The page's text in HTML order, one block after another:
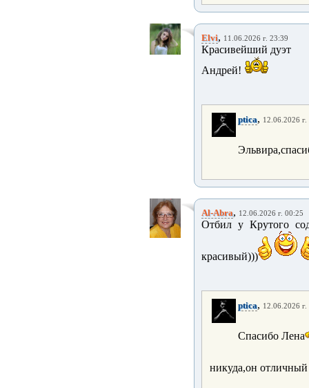
Elvi, 11.06.2026 г. 23:39
Красивейший дуэт
Андрей!
ptica, 12.06.2026 г.
Al-Abra, 12.06.2026 г. 00:25
Отбил у Крутого
красивый)))
ptica, 12.06.2026 г.
Спасибо Лена
никуда,он отличный